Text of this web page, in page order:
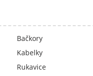
Bačkory
Kabelky
Rukavice